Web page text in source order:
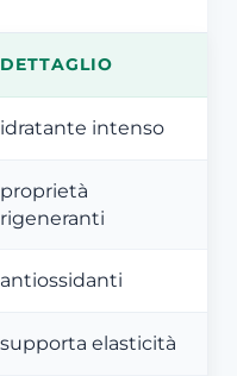
DETTAGLIO
idratante intenso
proprietà
rigeneranti
antiossidanti
supporta elasticità